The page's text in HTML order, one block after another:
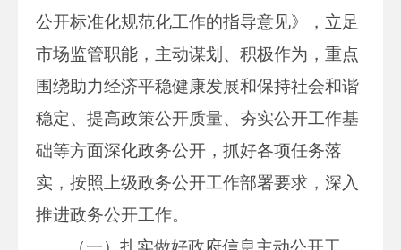
公开标准化规范化工作的指导意见》，立足
市场监管职能，主动谋划、积极作为，重点
围绕助力经济平稳健康发展和保持社会和谐
稳定、提高政策公开质量、夯实公开工作基
础等方面深化政务公开，抓好各项任务落
实，按照上级政务公开工作部署要求，深入
推进政务公开工作。